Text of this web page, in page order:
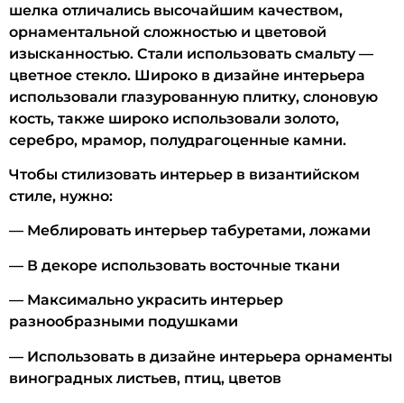
шелка отличались высочайшим качеством,
орнаментальной сложностью и цветовой
изысканностью. Стали использовать смальту —
цветное стекло. Широко в дизайне интерьера
использовали глазурованную плитку, слоновую
кость, также широко использовали золото,
серебро, мрамор, полудрагоценные камни.
Чтобы стилизовать интерьер в византийском
стиле, нужно:
— Меблировать интерьер табуретами, ложами
— В декоре использовать восточные ткани
— Максимально украсить интерьер
разнообразными подушками
— Использовать в дизайне интерьера орнаменты
виноградных листьев, птиц, цветов